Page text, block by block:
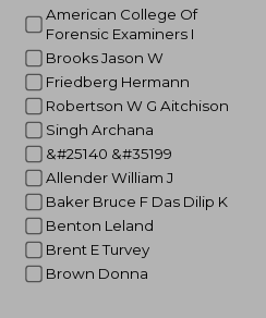
American College Of
Forensic Examiners I
Brooks Jason W
Friedberg Hermann
Robertson W G Aitchison
Singh Archana
&#25140 &#35199
Allender William J
Baker Bruce F Das Dilip K
Benton Leland
Brent E Turvey
Brown Donna